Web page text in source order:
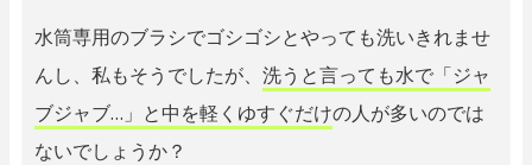
水筒専用のブラシでゴシゴシとやっても洗いきれませ
んし、私もそうでしたが、 洗うと言っても水で「ジャ
ブジャブ…」と中を軽くゆすぐだけの人が多いのでは
ないでしょうか？